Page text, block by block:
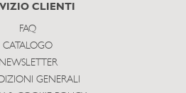
CLIENTI
FAQ
CATALOGO
NEWSLETTER
GENERALI